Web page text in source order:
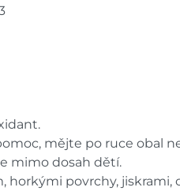
mějte po ruce obal
mimo dosah dětí.
horkými povrchy, jiskrami,